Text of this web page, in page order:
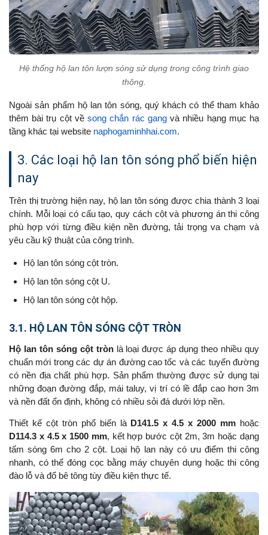
Hệ thống hộ lan tôn lượn sóng sử dụng trong công trình giao
thông.
Ngoài sản phẩm hộ lan tôn sóng, quý khách có thể tham khảo
thêm bài trụ cột vềsong chắn rác gangvà nhiều hạng mục hạ
tầng khác tại website naphogaminhhai.com.
3. Các loại hộ lan tôn sóng phổ biến hiện
nay
Trên thị trường hiện nay, hộ lan tôn sóng được chia thành 3 loại
chính. Mỗi loại có cấu tạo, quy cách cột và phương án thi công
phù hợp với từng điều kiện nền đường, tải trọng va chạm và
yêu cầu kỹ thuật của công trình.
Hộ lan tôn sóng cột tròn.
Hộ lan tôn sóng cột U.
Hộ lan tôn sóng cột hộp.
3.1. HỘ LAN TÔN SÓNG CỘT TRÒN
Hộ lan tôn sóng cột trònlà loại được áp dụng theo nhiều quy
chuẩn mới trong các dự án đường cao tốc và các tuyến đường
có nền địa chất phù hợp. Sản phẩm thường được sử dụng tại
những đoạn đường đắp, mái taluy, vị trí có lề đắp cao hơn 3m
và nền đất ổn định, không có nhiều sỏi đá dưới lớp nền.
Thiết kế cột tròn phổ biến là D141.5 x 4.5 x 2000 mm hoặc
D114.3 x 4.5 x 1500 mm, kết hợp bước cột 2m, 3m hoặc dạng
tấm sóng 6m cho 2 cột. Loại hộ lan này có ưu điểm thi công
nhanh, có thể đóng cọc bằng máy chuyên dụng hoặc thi công
đào lỗ và đổ bê tông tùy điều kiện thực tế.